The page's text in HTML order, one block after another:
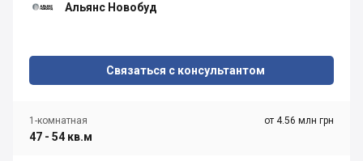
Альянс Новобуд
Связаться с консультантом
1-комнатная от 4.56 млн грн
47 - 54 кв.м